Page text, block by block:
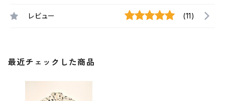
レビュー (11)
最近チェックした商品